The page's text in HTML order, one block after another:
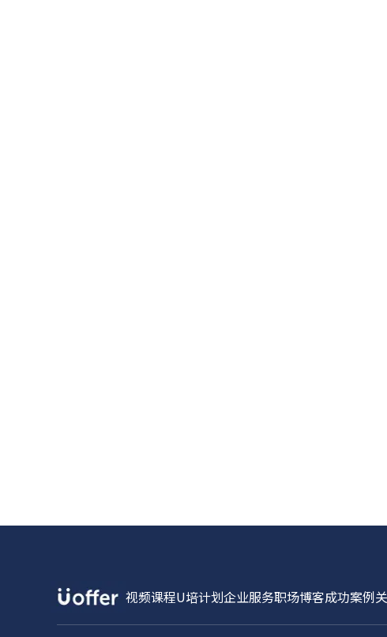
视频课程U培计划企业服务职场博客成功案例